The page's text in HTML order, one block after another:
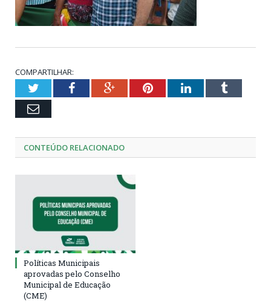
COMPARTILHAR:
TwitterFacebookGoogle+PinterestLinkedInTumblr
Email
CONTEÚDO RELACIONADO
Políticas Municipais
aprovadas pelo Conselho
Municipal de Educação
(CME)